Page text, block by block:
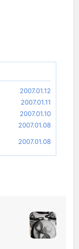
2007.01.12
2007.01.11
2007.01.10
2007.01.08
2007.01.08